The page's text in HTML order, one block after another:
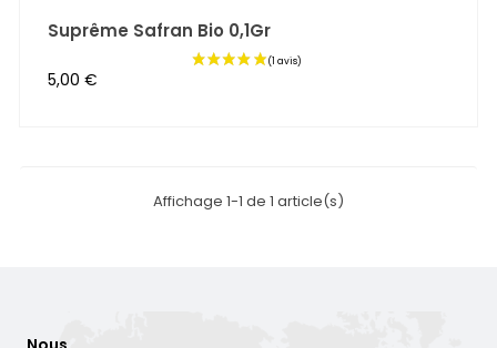
Suprême Safran Bio 0,1Gr
Prix
5,00 €
Affichage 1-1 de 1 article(s)